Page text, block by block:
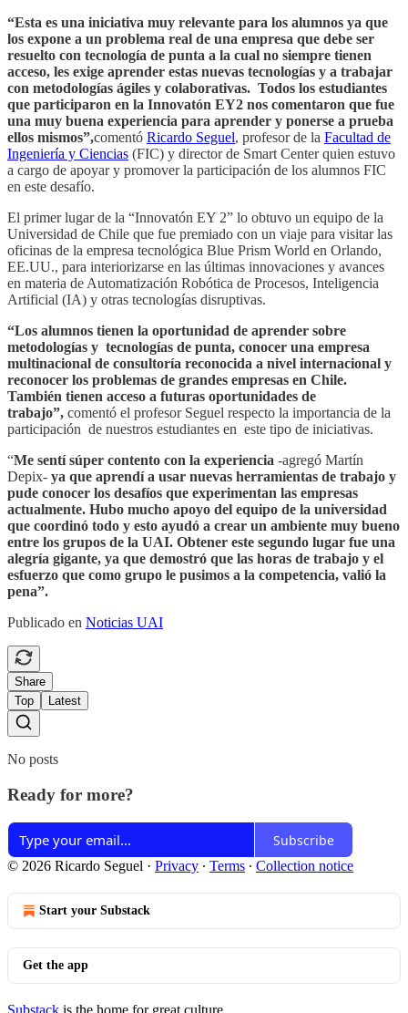
“Esta es una iniciativa muy relevante para los alumnos ya que
los expone a un problema real de una empresa que debe ser
resuelto con tecnología de punta a la cual no siempre tienen
acceso, les exige aprender estas nuevas tecnologías y a trabajar
con metodologías ágiles y colaborativas. Todos los estudiantes
que participaron en la Innovatón EY2 nos comentaron que fue
una muy buena experiencia para aprender y ponerse a prueba
ellos mismos”,comentó Ricardo Seguel, profesor de la Facultad de
Ingeniería y Ciencias (FIC) y director de Smart Center quien estuvo
a cargo de apoyar y promover la participación de los alumnos FIC
en este desafío.
El primer lugar de la “Innovatón EY 2” lo obtuvo un equipo de la
Universidad de Chile que fue premiado con un viaje para visitar las
oficinas de la empresa tecnológica Blue Prism World en Orlando,
EE.UU., para interiorizarse en las últimas innovaciones y avances
en materia de Automatización Robótica de Procesos, Inteligencia
Artificial (IA) y otras tecnologías disruptivas.
“Los alumnos tienen la oportunidad de aprender sobre
metodologías y tecnologías de punta, conocer una empresa
multinacional de consultoría reconocida a nivel internacional y
reconocer los problemas de grandes empresas en Chile.
También tienen acceso a futuras oportunidades de
trabajo”, comentó el profesor Seguel respecto la importancia de la
participación de nuestros estudiantes en este tipo de iniciativas.
“Me sentí súper contento con la experiencia -agregó Martín
Depix- ya que aprendí a usar nuevas herramientas de trabajo y
pude conocer los desafíos que experimentan las empresas
actualmente. Hubo mucho apoyo del equipo de la universidad
que coordinó todo y esto ayudó a crear un ambiente muy bueno
entre los grupos de la UAI. Obtener este segundo lugar fue una
alegría gigante, ya que demostró que las horas de trabajo y el
esfuerzo que como grupo le pusimos a la competencia, valió la
pena”.
Publicado en Noticias UAI
Share
Top
Latest
No posts
Ready for more?
Subscribe
© 2026 Ricardo Seguel · Privacy ∙ Terms ∙ Collection notice
Start your Substack
Get the app